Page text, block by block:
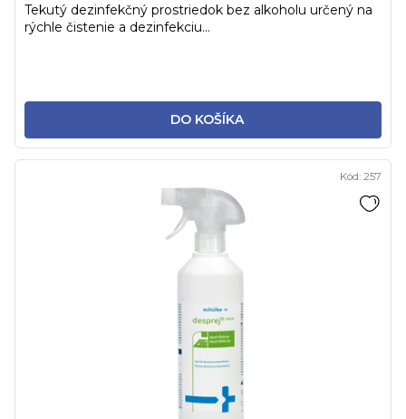
DO KOŠÍKA
Tekutý dezinfekčný prostriedok bez alkoholu určený na
rýchle čistenie a dezinfekciu...
Kód: 257